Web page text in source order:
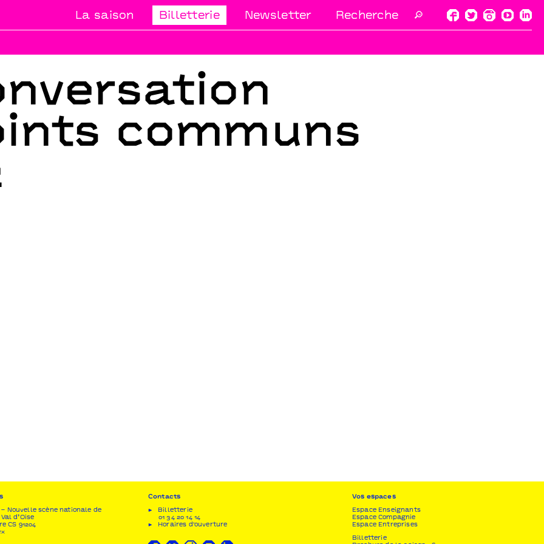
La saison Billetterie Newsletter 🔎
communs
Nouvelle scène nationale de
d’Oise
CS 91204
Contacts
Billetterie
01 34 20 14 14
Horaires d'ouverture
Vos espaces
Espace Enseignants
Espace Compagnie
Espace Entreprises
Billetterie